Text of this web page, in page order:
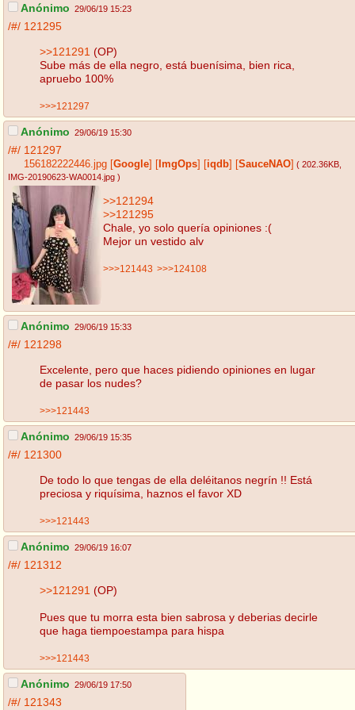
Anónimo 29/06/19 15:23
/#/ 121295
>>121291 (OP)
Sube más de ella negro, está buenísima, bien rica,
apruebo 100%
>>>121297
Anónimo 29/06/19 15:30
/#/ 121297
156182222446.jpg Google ImgOps iqdb SauceNAO ( 202.36KB
IMG-20190623-WA0014.jpg )
>>121294
>>121295
Chale, yo solo quería opiniones :(
Mejor un vestido alv
>>>121443 >>>124108
Anónimo 29/06/19 15:33
/#/ 121298
Excelente, pero que haces pidiendo opiniones en lugar
de pasar los nudes?
>>>121443
Anónimo 29/06/19 15:35
/#/ 121300
De todo lo que tengas de ella deléitanos negrín !! Está
preciosa y riquísima, haznos el favor XD
>>>121443
Anónimo 29/06/19 16:07
/#/ 121312
>>121291 (OP)
Pues que tu morra esta bien sabrosa y deberias decirle
que haga tiempoestampa para hispa
>>>121443
Anónimo 29/06/19 17:50
/#/ 121343